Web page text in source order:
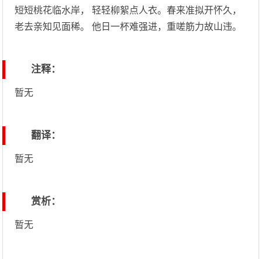
短短桃花临水岸， 轻轻柳絮点人衣。春来准拟开怀久，
老去亲知见面稀。 他日一杯难强进，重嗟筋力故山违。
注释：
暂无
翻译：
暂无
赏析：
暂无